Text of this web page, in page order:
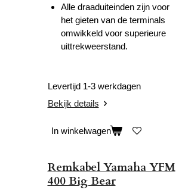
Alle draaduiteinden zijn voor
het gieten van de terminals
omwikkeld voor superieure
uittrekweerstand.
Levertijd 1-3 werkdagen
Bekijk details
In winkelwagen
Remkabel Yamaha YFM
400 Big Bear